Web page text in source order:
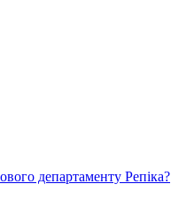
департаменту Репіка?